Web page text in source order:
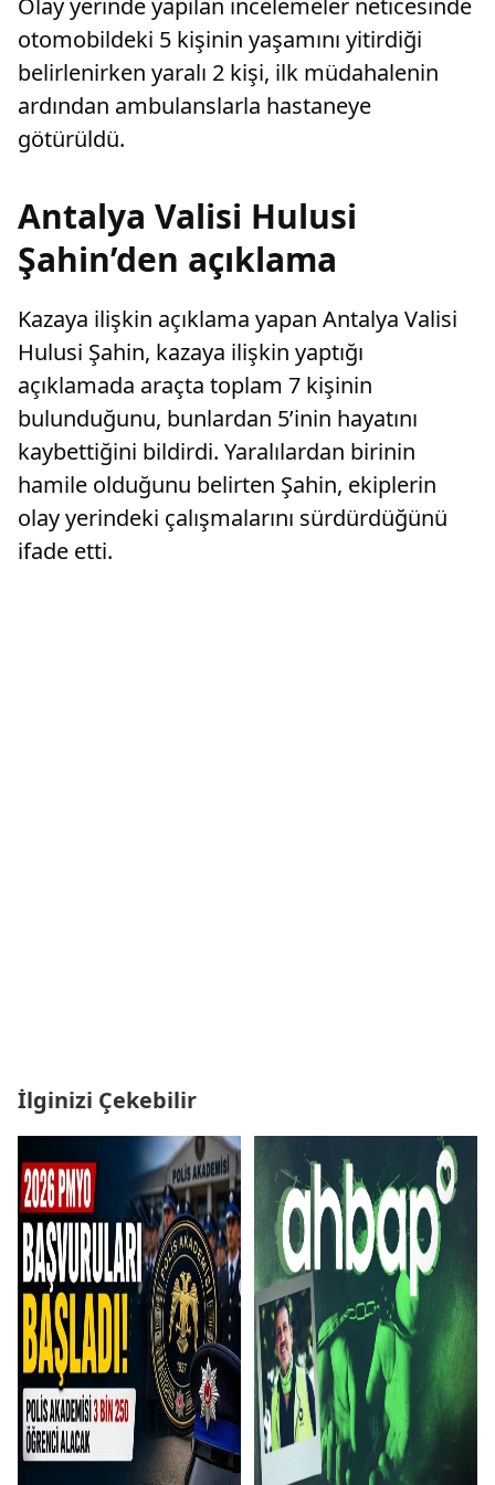
otomobildeki 5 kişinin yaşamını yitirdiği
belirlenirken yaralı 2 kişi, ilk müdahalenin
ardından ambulanslarla hastaneye
götürüldü.
Antalya Valisi Hulusi
Şahin’den açıklama
Kazaya ilişkin açıklama yapan Antalya Valisi
Hulusi Şahin, kazaya ilişkin yaptığı
açıklamada araçta toplam 7 kişinin
bulunduğunu, bunlardan 5’inin hayatını
kaybettiğini bildirdi. Yaralılardan birinin
hamile olduğunu belirten Şahin, ekiplerin
olay yerindeki çalışmalarını sürdürdüğünü
ifade etti.
İlginizi Çekebilir